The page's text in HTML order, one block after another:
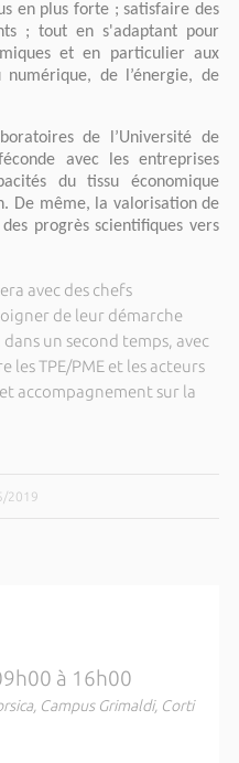
en plus forte ; satisfaire des
; tout en s'adaptant pour
et en particulier aux
de l’énergie, de
de l’Université de
avec les entreprises
du tissu économique
De même, la valorisation de
progrès scientifiques vers
avec des chefs
de leur démarche
un second temps, avec
les TPE/PME et les acteurs
accompagnement sur la
2019
à 16h00
Campus Grimaldi, Corti